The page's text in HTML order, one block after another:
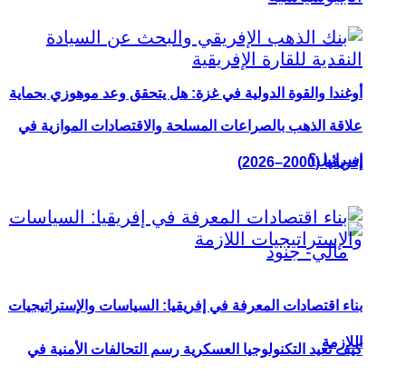
أوغندا والقوة الدولية في غزة: هل يتحقق وعد موهوزي بحماية
إسرائيل؟
كيف تعيد التكنولوجيا العسكرية رسم التحالفات الأمنية في
علاقة الذهب بالصراعات المسلحة والاقتصادات الموازية في
إفريقيا (2000–2026)
بناء اقتصادات المعرفة في إفريقيا: السياسات والإستراتيجيات
اللازمة